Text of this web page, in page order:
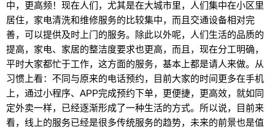
中，更高频！现在人们，尤其是在大城市里，人们集中在小区里
居住，家电清洗和维修服务的比较集中，而且交通设备相对完
善，可以提供及时上门的服务。除此以外呢，人们生活的品质的
提高，家电、家居的整洁度要求也更高，而且，现在分工明确，
平时大家都忙于工作，这方面的服务，基本上都是请人来做。从
习惯上看：不同与原来的电话预约，目前大家的时间更多在手机
上，通过小程序、APP完成预约下单，更便捷，更高效，就如同
定外卖一样，已经逐渐形成了一种生活的方式。所以说，目前来
看，线上的服务已经是很多传统服务的趋势，未来的前景也是值